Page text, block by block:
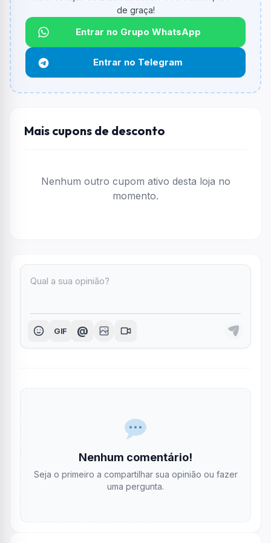
Qual é o desconto máximo?
Não informado ou sem limite.
Funciona em qualquer produto?
Não necessariamente. Depende de itens participantes
e alguns vendedores ou produtos especificos podem
não aceitar cupons.
de graça!
Entrar no Grupo WhatsApp
Entrar no Telegram
Mais cupons de desconto
Nenhum outro cupom ativo desta loja no
momento.
GIF @
Nenhum comentário!
Seja o primeiro a compartilhar sua opinião ou fazer
uma pergunta.